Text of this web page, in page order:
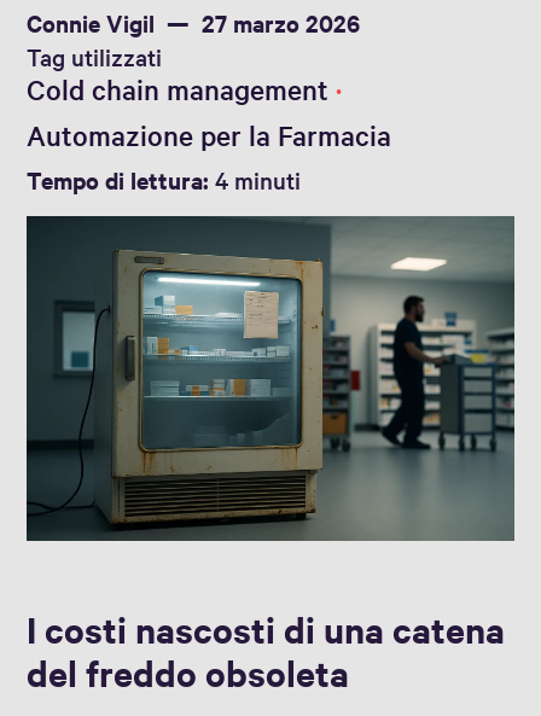
Connie Vigil 27 marzo 2026
Tempo di lettura: 4 minuti
I costi nascosti di una catena
del freddo obsoleta
Tag utilizzati
Cold chain management
Automazione per la Farmacia